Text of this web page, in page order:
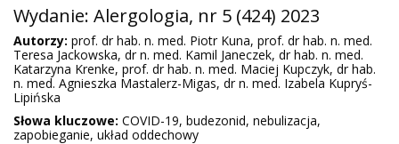
Wydanie: Alergologia, nr 5 (424) 2023
Autorzy: prof. dr hab. n. med. Piotr Kuna, prof. dr hab. n. med.
Teresa Jackowska, dr n. med. Kamil Janeczek, dr hab. n. med.
Katarzyna Krenke, prof. dr hab. n. med. Maciej Kupczyk, dr hab.
n. med. Agnieszka Mastalerz-Migas, dr n. med. Izabela Kupryś-
Lipińska
Słowa kluczowe: COVID-19, budezonid, nebulizacja,
zapobieganie, układ oddechowy